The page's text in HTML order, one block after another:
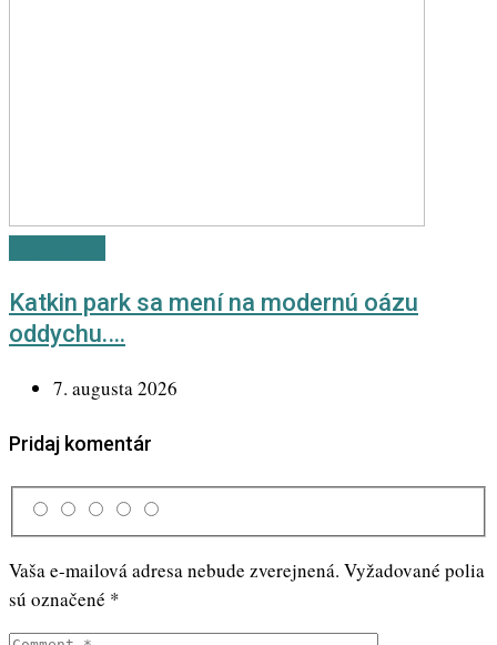
Katkin park sa mení na modernú oázu
oddychu.…
7. augusta 2026
Pridaj komentár
Vaša e-mailová adresa nebude zverejnená. Vyžadované polia
sú označené *